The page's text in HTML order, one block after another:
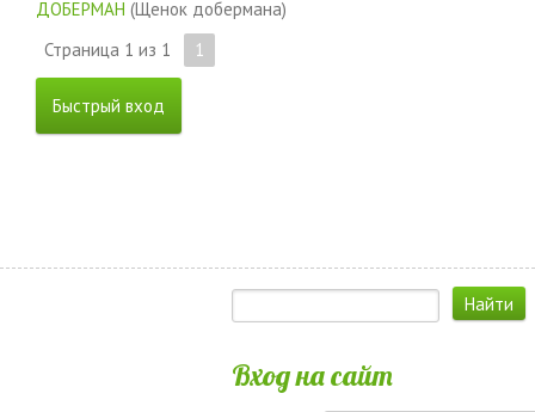
ДОБЕРМАН (Щенок добермана)
Страница 1 из 1 1
Вход на сайт